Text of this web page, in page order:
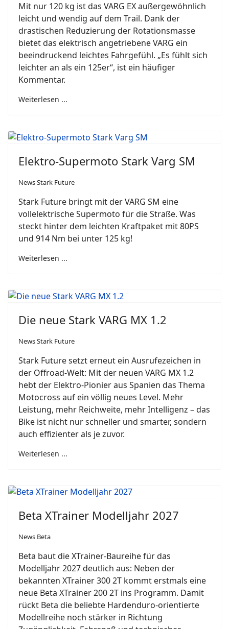
Mit nur 120 kg ist das VARG EX außergewöhnlich
leicht und wendig auf dem Trail. Dank der
drastischen Reduzierung der Rotationsmasse
bietet das elektrisch angetriebene VARG ein
beeindruckend leichtes Fahrgefühl. „Es fühlt sich
leichter an als ein 125er“, ist ein häufiger
Kommentar.
Weiterlesen ...
Elektro-Supermoto Stark Varg SM
News Stark Future
Stark Future bringt mit der VARG SM eine
vollelektrische Supermoto für die Straße. Was
steckt hinter dem leichten Kraftpaket mit 80PS
und 914 Nm bei unter 125 kg!
Weiterlesen ...
Die neue Stark VARG MX 1.2
News Stark Future
Stark Future setzt erneut ein Ausrufezeichen in
der Offroad-Welt: Mit der neuen VARG MX 1.2
hebt der Elektro-Pionier aus Spanien das Thema
Motocross auf ein völlig neues Level. Mehr
Leistung, mehr Reichweite, mehr Intelligenz – das
Bike ist nicht nur schneller und smarter, sondern
auch effizienter als je zuvor.
Weiterlesen ...
Beta XTrainer Modelljahr 2027
News Beta
Beta baut die XTrainer-Baureihe für das
Modelljahr 2027 deutlich aus: Neben der
bekannten XTrainer 300 2T kommt erstmals eine
neue Beta XTrainer 200 2T ins Programm. Damit
rückt Beta die beliebte Hardenduro-orientierte
Modellreihe noch stärker in Richtung